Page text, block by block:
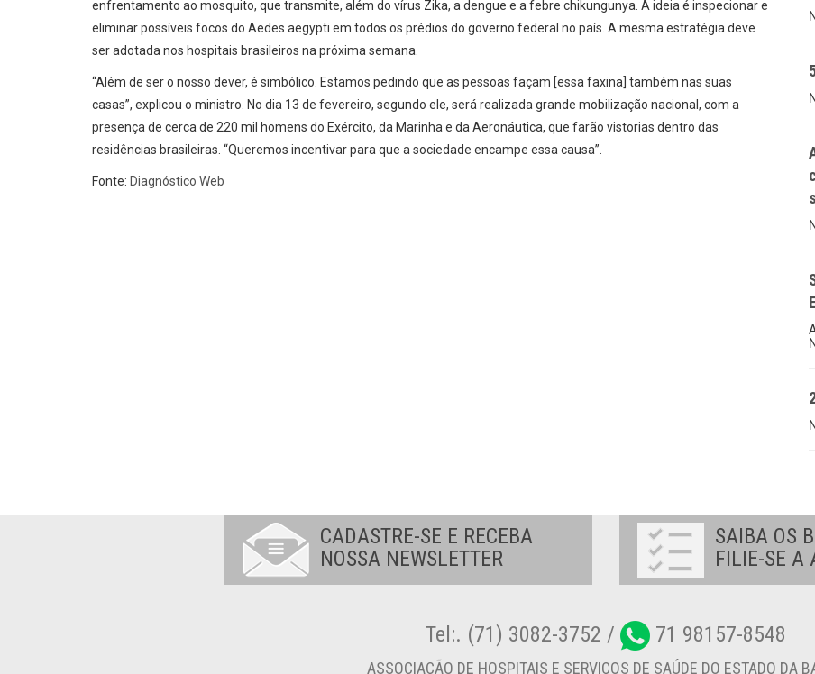
enfrentamento ao mosquito, que transmite, além do vírus Zika, a dengue e a febre chikungunya. A ideia é inspecionar e
eliminar possíveis focos do Aedes aegypti em todos os prédios do governo federal no país. A mesma estratégia deve
ser adotada nos hospitais brasileiros na próxima semana.
“Além de ser o nosso dever, é simbólico. Estamos pedindo que as pessoas façam [essa faxina] também nas suas
casas”, explicou o ministro. No dia 13 de fevereiro, segundo ele, será realizada grande mobilização nacional, com a
presença de cerca de 220 mil homens do Exército, da Marinha e da Aeronáutica, que farão vistorias dentro das
residências brasileiras. “Queremos incentivar para que a sociedade encampe essa causa”.
Fonte: Diagnóstico Web
CADASTRE-SE E RECEBA
NOSSA NEWSLETTER
SAIBA OS
FILIE-SE A
Tel:. (71) 3082-3752 / 71 98157-8548
ASSOCIAÇÃO DE HOSPITAIS E SERVIÇOS DE SAÚDE DO ESTADO DA